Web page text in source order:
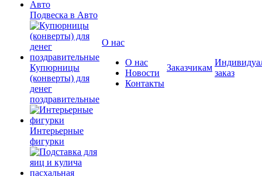
Подвеска в Авто
Купюрницы
(конверты) для
денег
поздравительные
Интерьерные
фигурки
О нас
О нас
Новости
Контакты
Заказчикам
заказ